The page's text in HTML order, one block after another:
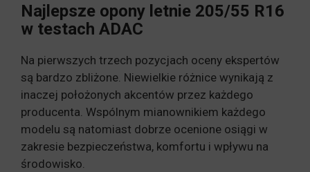
Najlepsze opony letnie 205/55 R16
w testach ADAC
Na pierwszych trzech pozycjach oceny ekspertów
są bardzo zbliżone. Niewielkie różnice wynikają z
inaczej położonych akcentów przez każdego
producenta. Wspólnym mianownikiem każdego
modelu są natomiast dobrze ocenione osiągi w
zakresie bezpieczeństwa, komfortu i wpływu na
środowisko.